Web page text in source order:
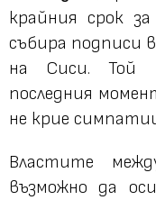
крайния срок
събира подписи
на Сиси. Той
последния
не крие
Властите
възможно да